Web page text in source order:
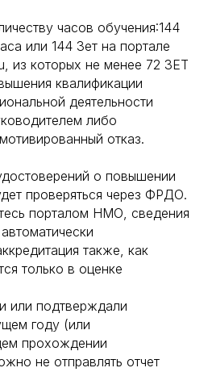
часов обучения:144
или 144 Зет на портале
из которых не менее 72 ЗЕТ
квалификации
деятельности
либо
отказ.
о повышении
проверяться через ФРДО.
порталом НМО, сведения
также, как
только в оценке
или подтверждали
году (или
прохождении
не отправлять отчет